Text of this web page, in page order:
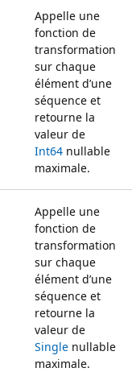
Appelle une
fonction de
transformation
sur chaque
élément d’une
séquence et
retourne la
valeur de
Int64 nullable
maximale.
Appelle une
fonction de
transformation
sur chaque
élément d’une
séquence et
retourne la
valeur de
Single nullable
maximale.